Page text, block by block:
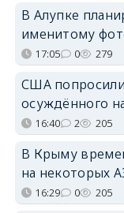
В Алупке
именитому
17:05 0 279
США
осуждённого
16:40 2 205
В Крыму
на некоторых
16:29 0 205